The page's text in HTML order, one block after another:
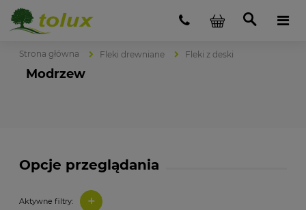
Strona główna Fleki drewniane Fleki z deski
Modrzew
Opcje przeglądania
Aktywne filtry: +